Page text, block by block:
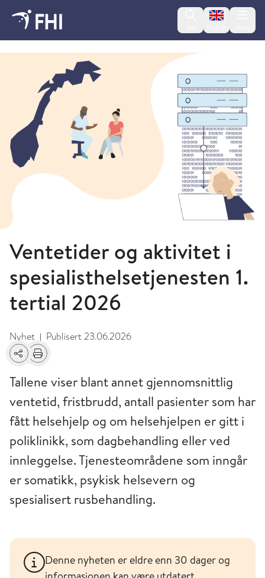
Change
2026 - nyheter fra FHI
Ventetider og aktivitet i
spesialisthelsetjenesten 1.
tertial 2026
Nyhet | Publisert23.06.2026
Del Skriv ut
Tallene viser blant annet gjennomsnittlig
ventetid, fristbrudd, antall pasienter som har
fått helsehjelp og om helsehjelpen er gitt i
poliklinikk, som dagbehandling eller ved
innleggelse. Tjenesteområdene som inngår
er somatikk, psykisk helsevern og
spesialisert rusbehandling.
Denne nyheten er eldre enn 30 dager og